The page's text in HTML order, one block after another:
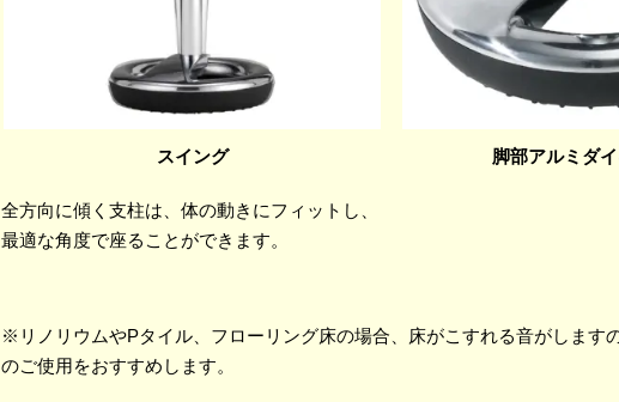
スイング
全方向に傾く支柱は、体の動きにフィットし、
最適な角度で座ることができます。
脚部アルミダ
※リノリウムやPタイル、フローリング床の場合、床がこすれる音がします
のご使用をおすすめします。